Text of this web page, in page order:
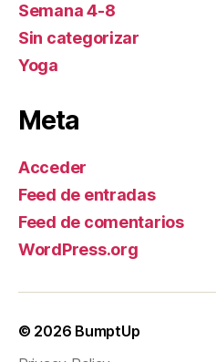
Semana 4-8
Sin categorizar
Yoga
Meta
Acceder
Feed de entradas
Feed de comentarios
WordPress.org
© 2026 BumptUp